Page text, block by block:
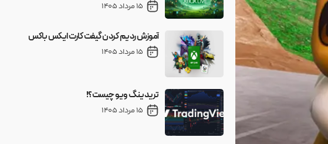
15 مرداد 1405
آموزش ردیم کردن گیفت کارت ایکس باکس
15 مرداد 1405
تریدینگ ویو چیست؟!
15 مرداد 1405